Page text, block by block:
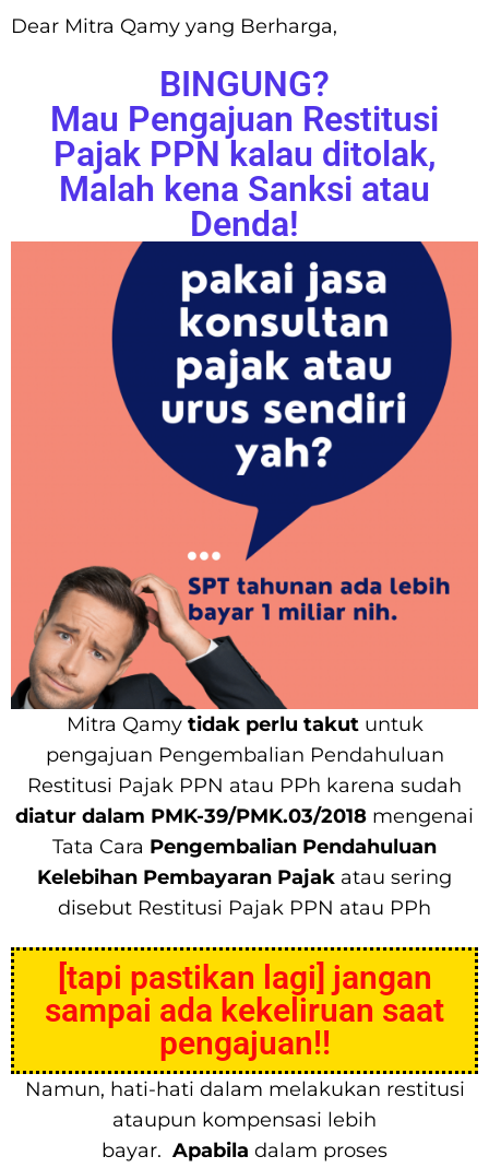
Dear Mitra Qamy yang Berharga,
BINGUNG?
Mau Pengajuan Restitusi
Pajak PPN kalau ditolak,
Malah kena Sanksi atau
Denda!
Mitra Qamy tidak perlu takutuntuk
pengajuan Pengembalian Pendahuluan
Restitusi Pajak PPN atau PPh karena sudah
diatur dalam PMK-39/PMK.03/2018 mengenai
Tata Cara Pengembalian Pendahuluan
Kelebihan Pembayaran Pajak atau sering
disebut Restitusi Pajak PPN atau PPh
[tapi pastikan lagi] jangan
sampai ada kekeliruan saat
pengajuan!!
Namun, hati-hati dalam melakukan restitusi
ataupun kompensasi lebih
bayar. Apabila dalam proses